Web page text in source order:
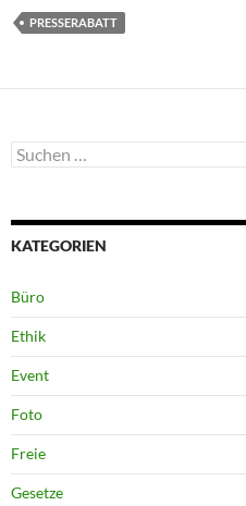
PRESSERABATT
Suchen
nach:
KATEGORIEN
Büro
Ethik
Event
Foto
Freie
Gesetze